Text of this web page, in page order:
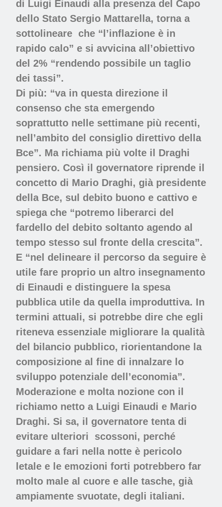
di Luigi Einaudi alla presenza del Capo
dello Stato Sergio Mattarella, torna a
sottolineare che “l’inflazione è in
rapido calo” e si avvicina all’obiettivo
del 2% “rendendo possibile un taglio
dei tassi”.
Di più: “va in questa direzione il
consenso che sta emergendo
soprattutto nelle settimane più recenti,
nell’ambito del consiglio direttivo della
Bce”. Ma richiama più volte il Draghi
pensiero. Così il governatore riprende il
concetto di Mario Draghi, già presidente
della Bce, sul debito buono e cattivo e
spiega che “potremo liberarci del
fardello del debito soltanto agendo al
tempo stesso sul fronte della crescita”.
E “nel delineare il percorso da seguire è
utile fare proprio un altro insegnamento
di Einaudi e distinguere la spesa
pubblica utile da quella improduttiva. In
termini attuali, si potrebbe dire che egli
riteneva essenziale migliorare la qualità
del bilancio pubblico, riorientandone la
composizione al fine di innalzare lo
sviluppo potenziale dell’economia”.
Moderazione e molta nozione con il
richiamo netto a Luigi Einaudi e Mario
Draghi. Si sa, il governatore tenta di
evitare ulteriori
scossoni, perché
guidare a fari nella notte è pericolo
letale e le emozioni forti potrebbero far
molto male al cuore e alle tasche, già
ampiamente svuotate, degli italiani.